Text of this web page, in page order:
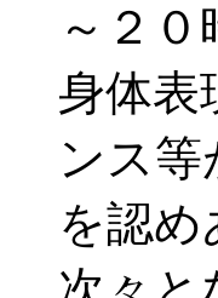
～２
身体表
ンス
を認